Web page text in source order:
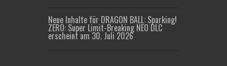
Neue Inhalte für DRAGON BALL: Sparking!
ZERO: Super Limit-Breaking NEO DLC
erscheint am 30. Juli 2026